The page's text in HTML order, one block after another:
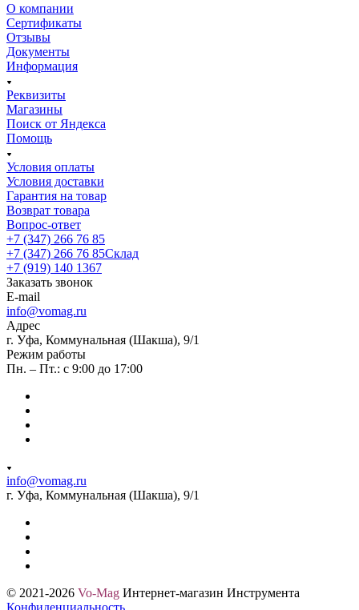
О компании
Сертификаты
Отзывы
Документы
Информация
Реквизиты
Магазины
Поиск от Яндекса
Помощь
Условия оплаты
Условия доставки
Гарантия на товар
Возврат товара
Вопрос-ответ
+7 (347) 266 76 85
+7 (347) 266 76 85Склад
+7 (919) 140 1367
Заказать звонок
E-mail
info@vomag.ru
Адрес
г. Уфа, Коммунальная (Шакша), 9/1
Режим работы
Пн. – Пт.: с 9:00 до 17:00
info@vomag.ru
г. Уфа, Коммунальная (Шакша), 9/1
© 2021-2026 Vo-Mag Интернет-магазин Инструмента
Конфиденциальность